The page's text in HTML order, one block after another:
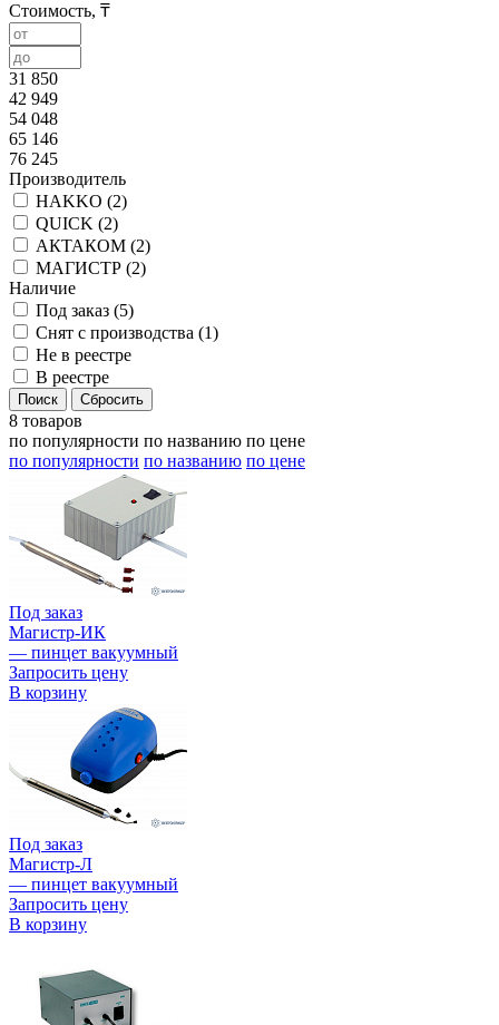
Стоимость, ₸
31 850
42 949
54 048
65 146
76 245
Производитель
HAKKO (2)
QUICK (2)
АКТАКОМ (2)
МАГИСТР (2)
Наличие
Под заказ (5)
Снят с производства (1)
Не в реестре
В реестре
8 товаров
по популярности по названию по цене
по популярности по названию по цене
Под заказ
Магистр-ИК
— пинцет вакуумный
Запросить цену
В корзину
Под заказ
Магистр-Л
— пинцет вакуумный
Запросить цену
В корзину